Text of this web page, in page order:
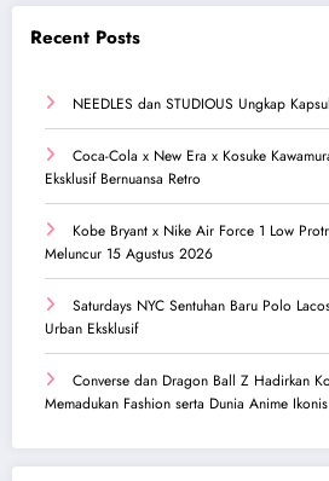
Recent Posts
NEEDLES dan STUDIOUS Ungkap
Coca-Cola x New Era x Kosuke
Eksklusif Bernuansa Retro
Kobe Bryant x Nike Air Force 1 Low
Meluncur 15 Agustus 2026
Saturdays NYC Sentuhan Baru Polo
Urban Eksklusif
Converse dan Dragon Ball Z Hadirkan
Memadukan Fashion serta Dunia Anime Ikonis